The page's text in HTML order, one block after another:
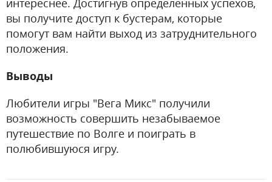
интереснее. Достигнув определенных успехов,
вы получите доступ к бустерам, которые
помогут вам найти выход из затруднительного
положения.
Выводы
Любители игры "Вега Микс" получили
возможность совершить незабываемое
путешествие по Волге и поиграть в
полюбившуюся игру.